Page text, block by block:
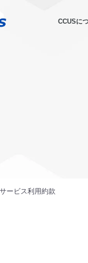
CCUSに
サービス利用約款